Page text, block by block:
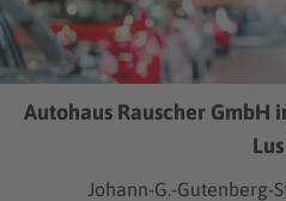
Autohaus Rauscher GmbH
Lus
Johann-G.-Gutenberg-